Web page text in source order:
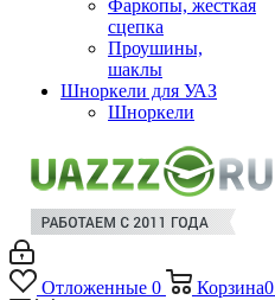
Фаркопы, жесткая
сцепка
Проушины,
шаклы
Шноркели для УАЗ
Шноркели
Отложенные 0 Корзина0